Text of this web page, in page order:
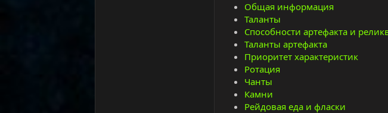
Общая информация
Таланты
Способности артефакта и
Таланты артефакта
Приоритет характеристик
Ротация
Чанты
Камни
Рейдовая еда и фласки